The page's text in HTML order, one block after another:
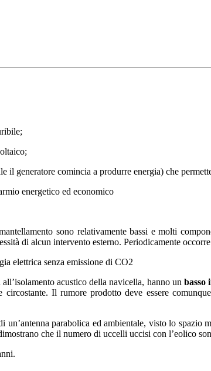
il generatore comincia a produrre energia) che
energetico ed economico
sono relativamente bassi e molti
di alcun intervento esterno. Periodicamente
elettrica senza emissione di CO2
acustico della navicella, hanno un basso
Il rumore prodotto deve essere
parabolica ed ambientale, visto lo
che il numero di uccelli uccisi con l’eolico